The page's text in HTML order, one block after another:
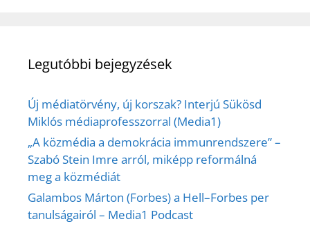
Legutóbbi bejegyzések
Új médiatörvény, új korszak? Interjú Sükösd
Miklós médiaprofesszorral (Media1)
„A közmédia a demokrácia immunrendszere” –
Szabó Stein Imre arról, miképp reformálná
meg a közmédiát
Galambos Márton (Forbes) a Hell–Forbes per
tanulságairól – Media1 Podcast